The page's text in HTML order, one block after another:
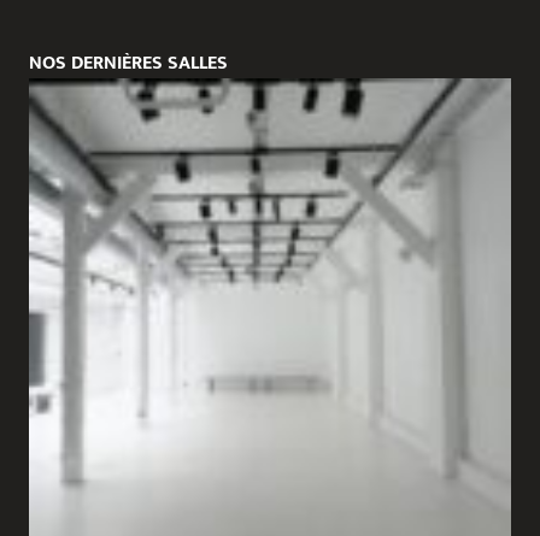
NOS DERNIÈRES SALLES